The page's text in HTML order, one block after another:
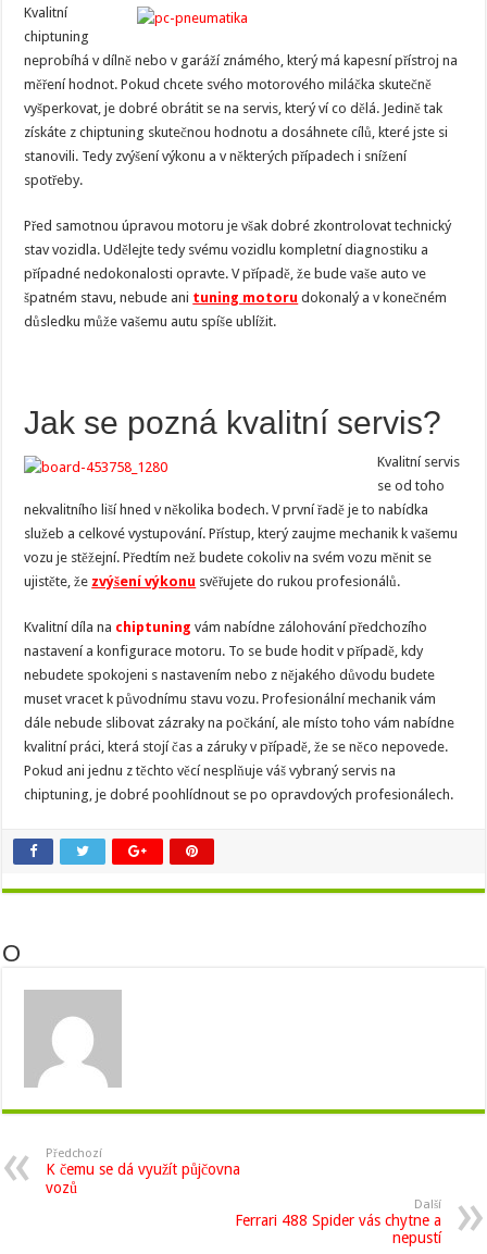
Kvalitní
chiptuning
neprobíhá v dílně nebo v garáží známého, který má kapesní přístroj na
měření hodnot. Pokud chcete svého motorového miláčka skutečně
vyšperkovat, je dobré obrátit se na servis, který ví co dělá. Jedině tak
získáte z chiptuning skutečnou hodnotu a dosáhnete cílů, které jste si
stanovili. Tedy zvýšení výkonu a v některých případech i snížení
spotřeby.
Před samotnou úpravou motoru je však dobré zkontrolovat technický
stav vozidla. Udělejte tedy svému vozidlu kompletní diagnostiku a
případné nedokonalosti opravte. V případě, že bude vaše auto ve
špatném stavu, nebude ani tuning motoru dokonalý a v konečném
důsledku může vašemu autu spíše ublížit.
Jak se pozná kvalitní servis?
Kvalitní servis
se od toho
nekvalitního liší hned v několika bodech. V první řadě je to nabídka
služeb a celkové vystupování. Přístup, který zaujme mechanik k vašemu
vozu je stěžejní. Předtím než budete cokoliv na svém vozu měnit se
ujistěte, že zvýšení výkonu svěřujete do rukou profesionálů.
Kvalitní díla na chiptuning vám nabídne zálohování předchozího
nastavení a konfigurace motoru. To se bude hodit v případě, kdy
nebudete spokojeni s nastavením nebo z nějakého důvodu budete
muset vracet k původnímu stavu vozu. Profesionální mechanik vám
dále nebude slibovat zázraky na počkání, ale místo toho vám nabídne
kvalitní práci, která stojí čas a záruky v případě, že se něco nepovede.
Pokud ani jednu z těchto věcí nesplňuje váš vybraný servis na
chiptuning, je dobré poohlídnout se po opravdových profesionálech.
O
Předchozí
K čemu se dá využít půjčovna
vozů
Další
Ferrari 488 Spider vás chytne a
nepustí